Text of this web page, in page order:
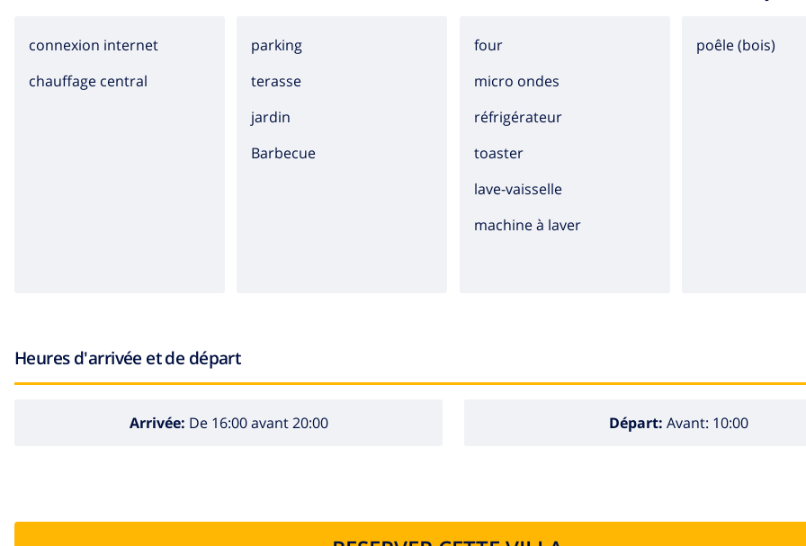
connexion internet
chauffage central
parking
terasse
jardin
barbecue
four
micro ondes
réfrigérateur
toaster
lave-vaisselle
machine à laver
poêle (bois)
Heures d'arrivée et de départ
Arrivée: De 16:00 avant 20:00 Départ: Avant: 10:00